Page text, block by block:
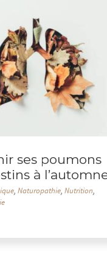
ses poumons
à
,Naturopathie,Nutrition,